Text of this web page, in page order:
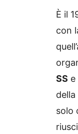
È il
con
SS e
solo